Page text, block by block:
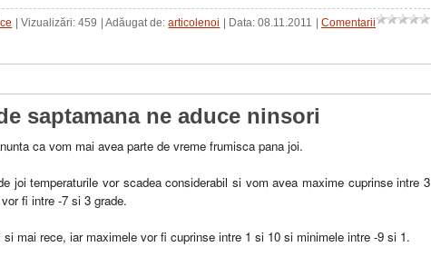
| Vizualizări: 459 | Adăugat de:articolenoi | Data:08.11.2011 |Comentarii
saptamana ne aduce ninsori
ca vom mai avea parte de vreme frumisca pana joi.
joi temperaturile vor scadea considerabil si vom avea maxime cuprinse intre 3
fi intre -7 si 3 grade.
mai rece, iar maximele vor fi cuprinse intre 1 si 10 si minimele intre -9 si 1.